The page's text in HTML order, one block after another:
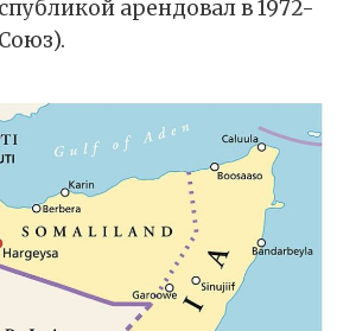
арендовал в 1972-